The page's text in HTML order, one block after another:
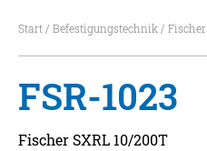
Start/ Befestigungstechnik/
FSR-1023
Fischer SXRL 10/200T